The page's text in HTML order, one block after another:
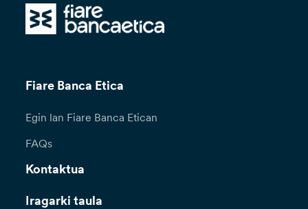
Fiare Banca Etica
Egin lan Fiare Banca Etican
FAQs
Kontaktua
Iragarki taula